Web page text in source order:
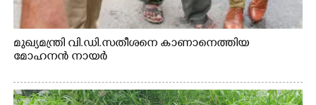
മുഖ്യമന്ത്രി വി.ഡി.സതീശനെ കാണാനെത്തിയ
മോഹനൻ നായർ